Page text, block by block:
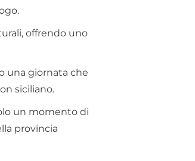
offrendo uno
una giornata che
siciliano.
un momento di
provincia